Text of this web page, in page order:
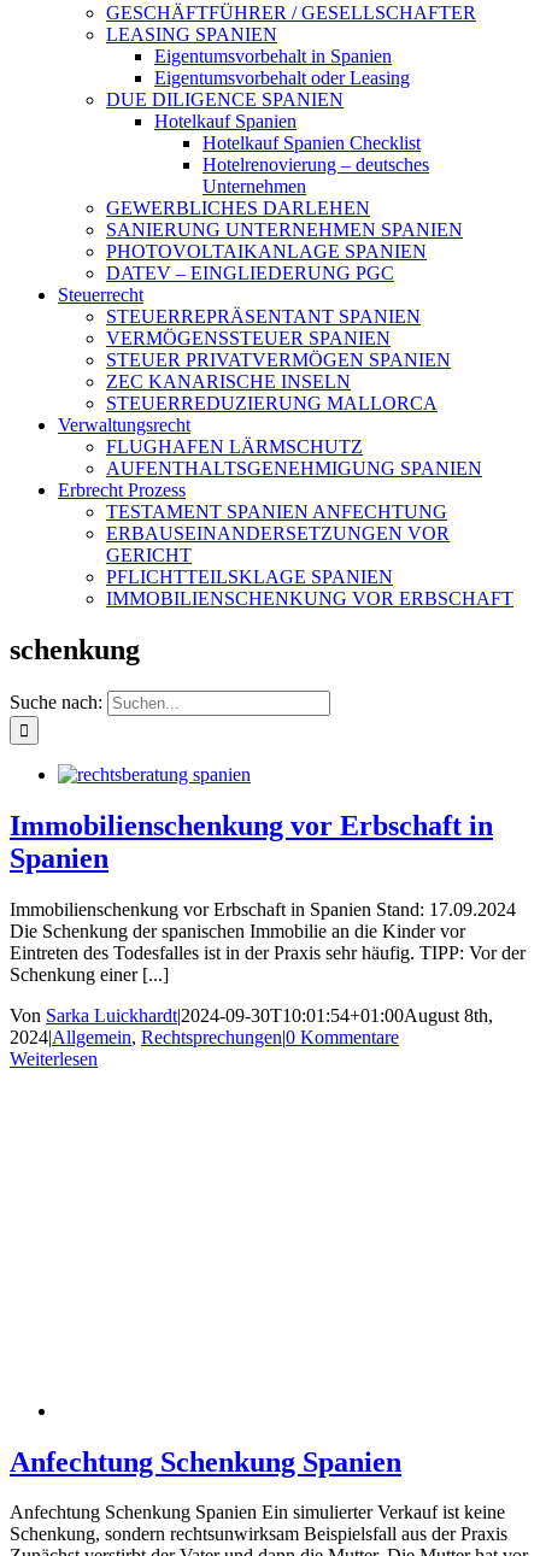
GESCHÄFTFÜHRER / GESELLSCHAFTER
LEASING SPANIEN
Eigentumsvorbehalt in Spanien
Eigentumsvorbehalt oder Leasing
DUE DILIGENCE SPANIEN
Hotelkauf Spanien
Hotelkauf Spanien Checklist
Hotelrenovierung – deutsches
Unternehmen
GEWERBLICHES DARLEHEN
SANIERUNG UNTERNEHMEN SPANIEN
PHOTOVOLTAIKANLAGE SPANIEN
DATEV – EINGLIEDERUNG PGC
Steuerrecht
STEUERREPRÄSENTANT SPANIEN
VERMÖGENSSTEUER SPANIEN
STEUER PRIVATVERMÖGEN SPANIEN
ZEC KANARISCHE INSELN
STEUERREDUZIERUNG MALLORCA
Verwaltungsrecht
FLUGHAFEN LÄRMSCHUTZ
AUFENTHALTSGENEHMIGUNG SPANIEN
Erbrecht Prozess
TESTAMENT SPANIEN ANFECHTUNG
ERBAUSEINANDERSETZUNGEN VOR
GERICHT
PFLICHTTEILSKLAGE SPANIEN
IMMOBILIENSCHENKUNG VOR ERBSCHAFT
schenkung
Suche nach:
Immobilienschenkung vor Erbschaft in
Spanien
Immobilienschenkung vor Erbschaft in Spanien Stand: 17.09.2024
Die Schenkung der spanischen Immobilie an die Kinder vor
Eintreten des Todesfalles ist in der Praxis sehr häufig. TIPP: Vor der
Schenkung einer [...]
Von Sarka Luickhardt|2024-09-30T10:01:54+01:00August 8th,
2024|Allgemein, Rechtsprechungen|0 Kommentare
Weiterlesen
Anfechtung Schenkung Spanien
Anfechtung Schenkung Spanien Ein simulierter Verkauf ist keine
Schenkung, sondern rechtsunwirksam Beispielsfall aus der Praxis